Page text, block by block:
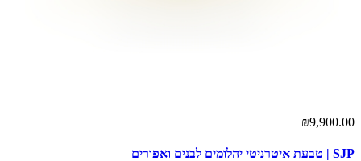
₪9,900.00
SJP | טבעת איטרניטי יהלומים לבנים ואפורים